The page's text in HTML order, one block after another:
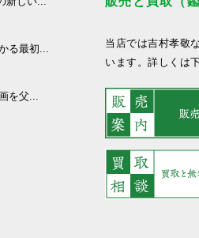
る最初...
を父...
当店では吉村孝敬
います。詳しくは